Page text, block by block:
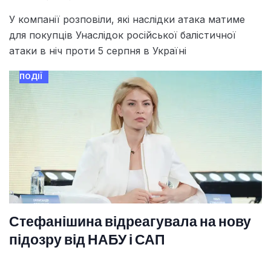
У компанії розповіли, які наслідки атака матиме
для покупців Унаслідок російської балістичної
атаки в ніч проти 5 серпня в Україні
ПОДІЇ
Стефанішина відреагувала на нову
підозру від НАБУ і САП